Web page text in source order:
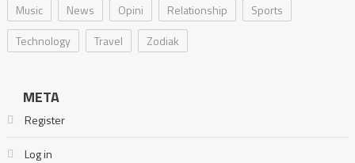
Music
News Opini Relationship
Sports
Technology
Travel Zodiak
META
Register
Log in